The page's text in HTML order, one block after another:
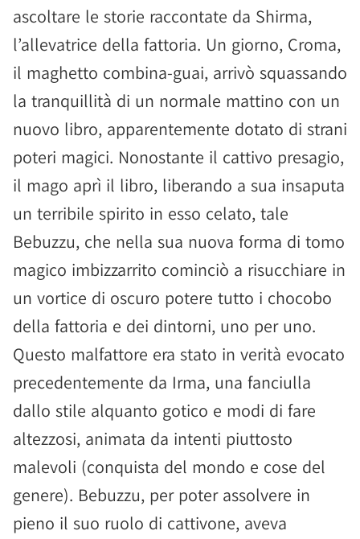
ascoltare le storie raccontate da Shirma,
l’allevatrice della fattoria. Un giorno, Croma,
il maghetto combina-guai, arrivò squassando
la tranquillità di un normale mattino con un
nuovo libro, apparentemente dotato di strani
poteri magici. Nonostante il cattivo presagio,
il mago aprì il libro, liberando a sua insaputa
un terribile spirito in esso celato, tale
Bebuzzu, che nella sua nuova forma di tomo
magico imbizzarrito cominciò a risucchiare in
un vortice di oscuro potere tutto i chocobo
della fattoria e dei dintorni, uno per uno.
Questo malfattore era stato in verità evocato
precedentemente da Irma, una fanciulla
dallo stile alquanto gotico e modi di fare
altezzosi, animata da intenti piuttosto
malevoli (conquista del mondo e cose del
genere). Bebuzzu, per poter assolvere in
pieno il suo ruolo di cattivone, aveva